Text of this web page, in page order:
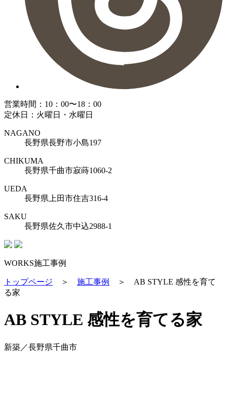
営業時間：10：00〜18：00
定休日：火曜日・水曜日
NAGANO
長野県長野市小島197
CHIKUMA
長野県千曲市寂蒔1060-2
UEDA
長野県上田市住吉316-4
SAKU
長野県佐久市中込2988-1
WORKS施工事例
トップページ ＞ 施工事例 ＞ AB STYLE 感性を育て
る家
AB STYLE 感性を育てる家
新築／長野県千曲市